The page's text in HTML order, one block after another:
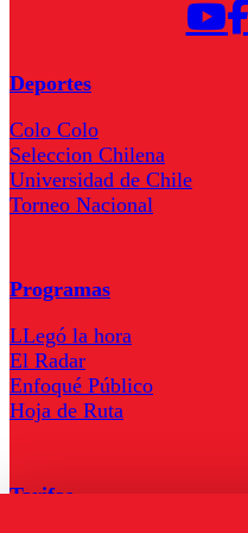
Deportes
Colo Colo
Seleccion Chilena
Universidad de Chile
Torneo Nacional
Programas
LLegó la hora
El Radar
Enfoqué Público
Hoja de Ruta
Tarifas